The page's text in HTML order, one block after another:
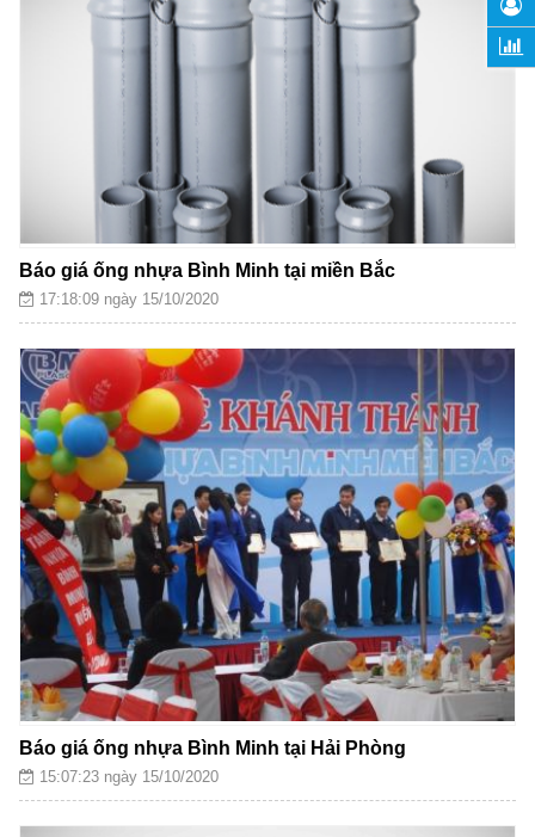
Báo giá ống nhựa Bình Minh tại miền Bắc
17:18:09 ngày 15/10/2020
Báo giá ống nhựa Bình Minh tại Hải Phòng
15:07:23 ngày 15/10/2020